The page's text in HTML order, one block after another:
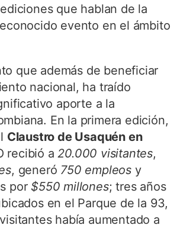
que hablan de la
evento en el ámbito
que además de beneficiar
nacional, ha traído
aporte a la
En la primera edición,
Claustro de Usaquén en
recibió a 20.000 visitantes,
, generó 750 empleos y
por $550 millones; tres años
en el Parque de la 93,
había aumentado a